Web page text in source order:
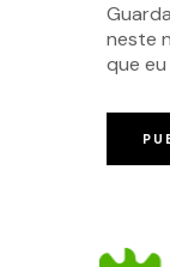
neste
que